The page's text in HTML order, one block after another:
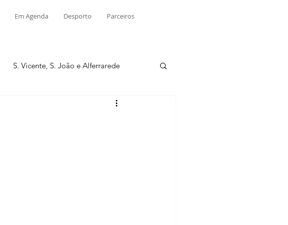
Em Agenda Desporto Parceiros
S. Vicente, S. João e Alferrarede